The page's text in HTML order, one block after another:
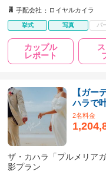
手配会社 ロイヤルカイラ
挙式 写真 パ
カップル
レポート
【ガー
ハラで
2名料金
ザ・カハラ「プルメリア
影プラン